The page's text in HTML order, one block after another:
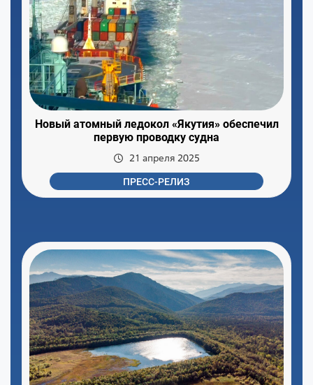
Новый атомный ледокол «Якутия» обеспечил
первую проводку судна
21 апреля 2025
ПРЕСС-РЕЛИЗ